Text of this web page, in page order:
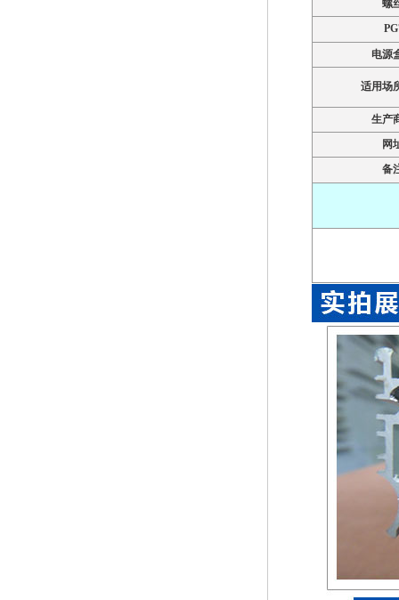
螺
电源
适用场
生产
网
备